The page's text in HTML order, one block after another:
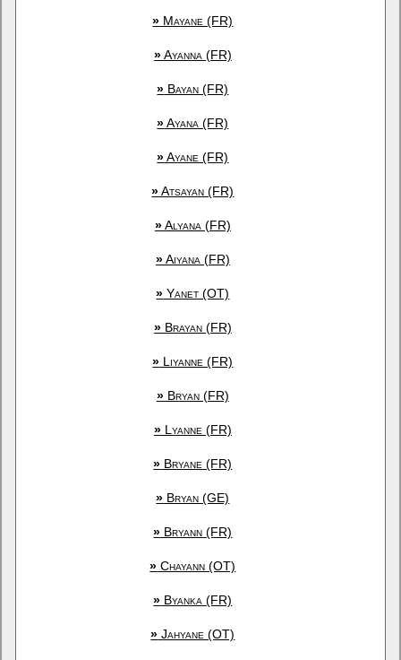
» Mayane (FR)
»Ayanna (FR)
» Bayan (FR)
»Ayana (FR)
»Ayane (FR)
»Atsayan (FR)
»Alyana (FR)
»Aiyana (FR)
» Yanet (OT)
»Brayan (FR)
» Liyanne (FR)
»Bryan (FR)
»Lyanne (FR)
» Bryane (FR)
» Bryan (GE)
» Bryann (FR)
» Chayann (OT)
» Byanka (FR)
» Jahyane (OT)